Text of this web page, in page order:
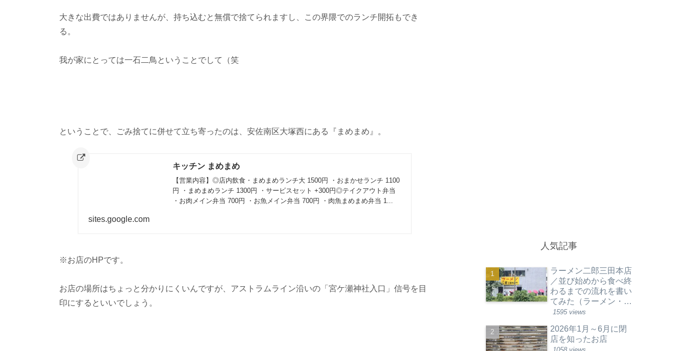
大きな出費ではありませんが、持ち込むと無償で捨てられますし、この界隈でのランチ開拓もでき
る。
我が家にとっては一石二鳥ということでして（笑
ということで、ごみ捨てに併せて立ち寄ったのは、安佐南区大塚西にある『まめまめ』。
キッチン まめまめ
【営業内容】◎店内飲食・まめまめランチ大 1500円 ・おまかせランチ 1100
円 ・まめまめランチ 1300円 ・サービスセット +300円◎テイクアウト弁当
・お肉メイン弁当 700円 ・お魚メイン弁当 700円 ・肉魚まめまめ弁当 1...
sites.google.com
※お店のHPです。
お店の場所はちょっと分かりにくいんですが、アストラムライン沿いの「宮ケ瀬神社入口」信号を目
印にするといいでしょう。
人気記事
ラーメン二郎三田本店
／並び始めから食べ終
わるまでの流れを書い
てみた（ラーメン・東
京都港区）
1595 views
2026年1月～6月に閉
店を知ったお店